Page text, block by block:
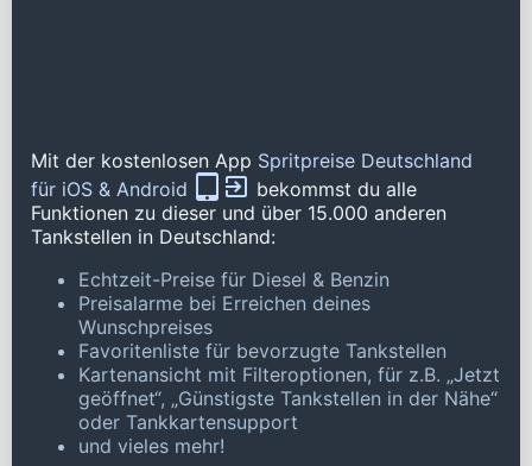
Mit der kostenlosen App Spritpreise Deutschland
für iOS & Android
bekommst du alle
Funktionen zu dieser und über 15.000 anderen
Tankstellen in Deutschland:
Echtzeit-Preise für Diesel & Benzin
Preisalarme bei Erreichen deines
Wunschpreises
Favoritenliste für bevorzugte Tankstellen
Kartenansicht mit Filteroptionen, für z.B. „Jetzt
geöffnet“, „Günstigste Tankstellen in der Nähe“
oder Tankkartensupport
und vieles mehr!